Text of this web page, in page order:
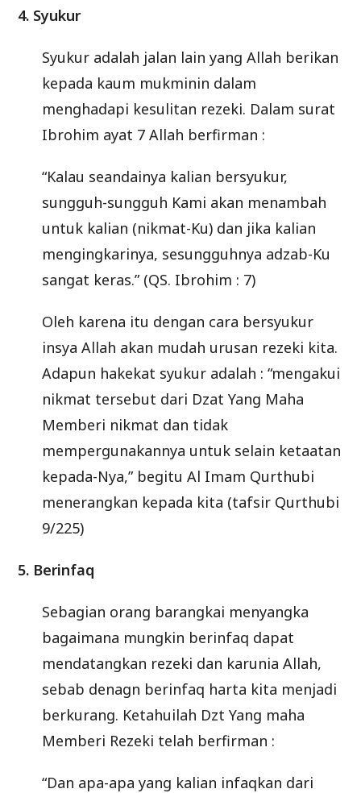
4. Syukur
Syukur adalah jalan lain yang Allah berikan
kepada kaum mukminin dalam
menghadapi kesulitan rezeki. Dalam surat
Ibrohim ayat 7 Allah berfirman :
“Kalau seandainya kalian bersyukur,
sungguh-sungguh Kami akan menambah
untuk kalian (nikmat-Ku) dan jika kalian
mengingkarinya, sesungguhnya adzab-Ku
sangat keras.” (QS. Ibrohim : 7)
Oleh karena itu dengan cara bersyukur
insya Allah akan mudah urusan rezeki kita.
Adapun hakekat syukur adalah : “mengakui
nikmat tersebut dari Dzat Yang Maha
Memberi nikmat dan tidak
mempergunakannya untuk selain ketaatan
kepada-Nya,” begitu Al Imam Qurthubi
menerangkan kepada kita (tafsir Qurthubi
9/225)
5. Berinfaq
Sebagian orang barangkai menyangka
bagaimana mungkin berinfaq dapat
mendatangkan rezeki dan karunia Allah,
sebab denagn berinfaq harta kita menjadi
berkurang. Ketahuilah Dzt Yang maha
Memberi Rezeki telah berfirman :
“Dan apa-apa yang kalian infaqkan dari